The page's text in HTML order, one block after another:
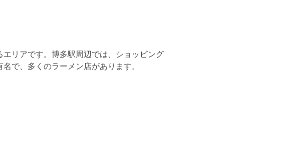
リアです。博多駅周辺では、ショッピング
で、多くのラーメン店があります。